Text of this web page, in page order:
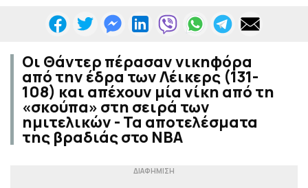
Οι Θάντερ πέρασαν νικηφόρα
από την έδρα των Λέικερς (131-
108) και απέχουν μία νίκη από τη
«σκούπα» στη σειρά των
ημιτελικών - Τα αποτελέσματα
της βραδιάς στο NBA